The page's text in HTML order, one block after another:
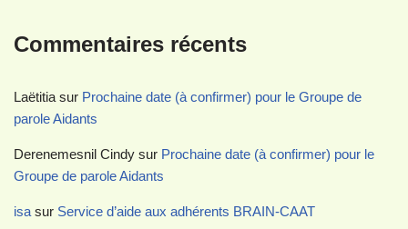
Commentaires récents
Laëtitia sur Prochaine date (à confirmer) pour le Groupe de
parole Aidants
Derenemesnil Cindy sur Prochaine date (à confirmer) pour le
Groupe de parole Aidants
isa sur Service d’aide aux adhérents BRAIN-CAAT